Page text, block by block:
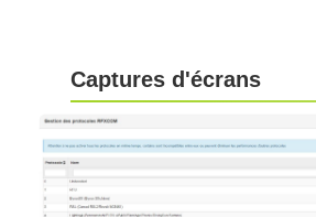
Captures d'écrans